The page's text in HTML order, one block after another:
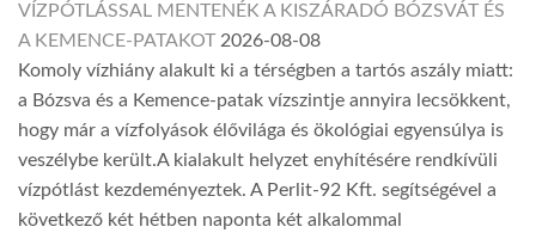
VÍZPÓTLÁSSAL MENTENÉK A KISZÁRADÓ BÓZSVÁT ÉS
A KEMENCE-PATAKOT 2026-08-08
Komoly vízhiány alakult ki a térségben a tartós aszály miatt:
a Bózsva és a Kemence-patak vízszintje annyira lecsökkent,
hogy már a vízfolyások élővilága és ökológiai egyensúlya is
veszélybe került.A kialakult helyzet enyhítésére rendkívüli
vízpótlást kezdeményeztek. A Perlit-92 Kft. segítségével a
következő két hétben naponta két alkalommal